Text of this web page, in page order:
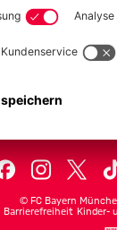
© FC Bayern
Barrierefreiheit Kinder-